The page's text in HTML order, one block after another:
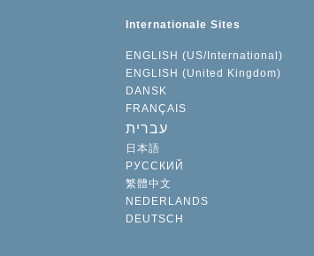
Internationale Sites
ENGLISH (US/International)
ENGLISH (United Kingdom)
DANSK
FRANÇAIS
עברית
日本語
РУССКИЙ
繁體中文
NEDERLANDS
DEUTSCH